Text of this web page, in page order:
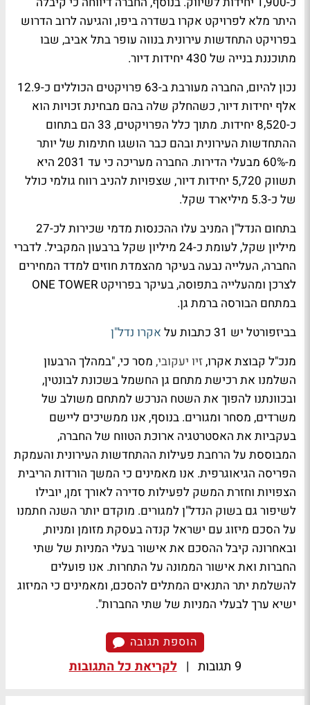
היתר מלא לפרויקט אקרו בשדרה ביפו, והגיעה לרוב הדרוש
בפרויקט התחדשות עירונית בנווה עופר בתל אביב, שבו
מתוכננת בנייה של 430 יחידות דיור.
נכון להיום, החברה מעורבת ב-63 פרויקטים הכוללים כ-12.9
אלף יחידות דיור, כשהחלק שלה בהם מבחינת זכויות הוא
כ-8,520 יחידות. מתוך כלל הפרויקטים, 33 הם בתחום
ההתחדשות העירונית ובהם כבר הושגו חתימות של יותר
מ-60% מבעלי הדירות. החברה מעריכה כי עד 2031 היא
תשווק 5,720 יחידות דיור, שצפויות להניב רווח גולמי כולל
של כ-5.3 מיליארד שקל.
בתחום הנדל"ן המניב עלו ההכנסות מדמי שכירות לכ-27
מיליון שקל, לעומת כ-24 מיליון שקל ברבעון המקביל. לדברי
החברה, העלייה נבעה בעיקר מהצמדת חוזים למדד המחירים
לצרכן ומהעלייה בתפוסה, בעיקר בפרויקט ONE TOWER
במתחם הבורסה ברמת גן.
בביזפורטל יש 31 כתבות על
אקרו נדל"ן
מנכ"ל קבוצת אקרו,זיו יעקובי, מסר כי, "במהלך הרבעון
השלמנו את רכישת מתחם גן החשמל בשכונת לבונטין,
ובכוונתנו להפוך את השטח הנרכש למתחם משולב של
משרדים, מסחר ומגורים. בנוסף, אנו ממשיכים ליישם
בעקביות את האסטרטגיה ארוכת הטווח של החברה,
המבוססת על הרחבת פעילות ההתחדשות העירונית והעמקת
הפריסה הגיאוגרפית. אנו מאמינים כי המשך הורדות הריבית
הצפויות וחזרת המשק לפעילות סדירה לאורך זמן, יובילו
לשיפור גם בשוק הנדל"ן למגורים. מוקדם יותר השנה חתמנו
על הסכם מיזוג עם ישראל קנדה בעסקת מזומן ומניות,
ובאחרונה קיבל ההסכם את אישור בעלי המניות של שתי
החברות ואת אישור הממונה על התחרות. אנו פועלים
להשלמת יתר התנאים המתלים להסכם, ומאמינים כי המיזוג
ישיא ערך לבעלי המניות של שתי החברות".
הוספת תגובה
9 תגובות | לקריאת כל התגובות